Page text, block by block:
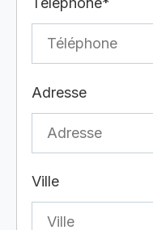
Adresse
Ville